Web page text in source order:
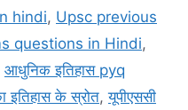
hindi, Upsc previous
questions in Hindi,
आधुनिक इतिहास pyq
इतिहास के स्रोत,यूपीएससी